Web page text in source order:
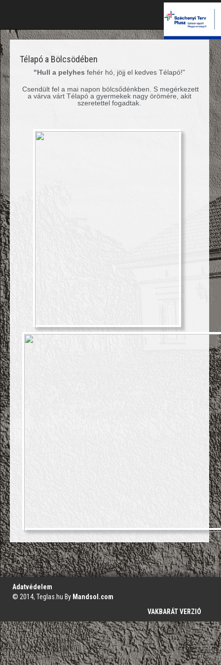
Télapó a Bölcsödében
"Hull a pelyhes fehér hó, jöjj el kedves Télapó!"
Csendült fel a mai napon bölcsődénkben. S megérkezett
a várva várt Télapó a gyermekek nagy örömére, akit
szeretettel fogadtak.
';
Adatvédelem
© 2014, Teglas.hu By Mandsol.com
VAKBARÁT VERZIÓ